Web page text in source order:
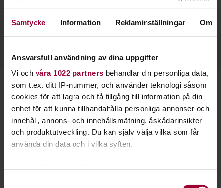
Samtycke Information Reklaminställningar Om
Ansvarsfull användning av dina uppgifter
Vi och våra 1022 partners behandlar din personliga data,
som t.ex. ditt IP-nummer, och använder teknologi såsom
cookies för att lagra och få tillgång till information på din
enhet för att kunna tillhandahålla personliga annonser och
innehåll, annons- och innehållsmätning, åskådarinsikter
och produktutveckling. Du kan själv välja vilka som får
använda din data och i vilka syften.
Susanna Engman
Verksamhetsspecialist Lärande & Förening
Starta en studiecirkel!
Lär dig tillsammans med andra genom att starta en
studiecirkel hos Studiefrämjandet.